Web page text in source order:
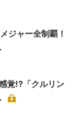
ジャー全制覇！
覚!?「クルリン